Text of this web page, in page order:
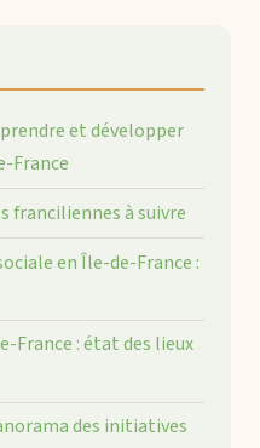
et développer
France
franciliennes à suivre
en Île-de-France :
France : état des lieux
des initiatives